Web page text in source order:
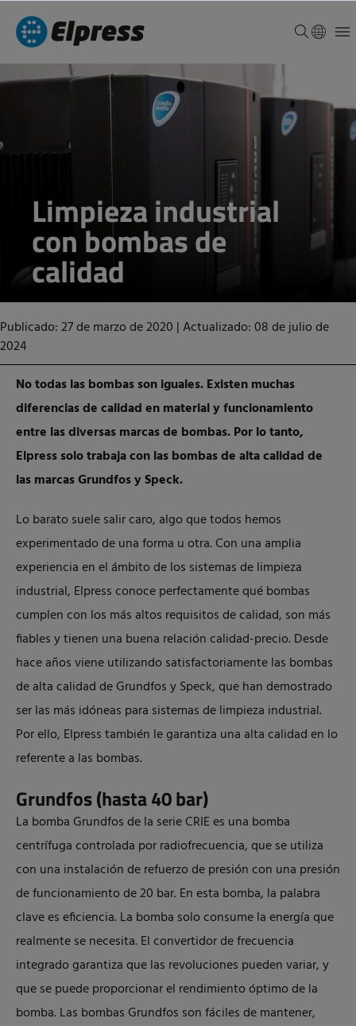
Limpieza industrial
con bombas de
calidad
Publicado: 27 de marzo de 2020 |Actualizado: 08 de julio de
2024
No todas las bombas son iguales. Existen muchas
diferencias de calidad en material y funcionamiento
entre las diversas marcas de bombas. Por lo tanto,
Elpress solo trabaja con las bombas de alta calidad de
las marcas Grundfos y Speck.
Lo barato suele salir caro, algo que todos hemos
experimentado de una forma u otra. Con una amplia
experiencia en el ámbito de los sistemas de limpieza
industrial, Elpress conoce perfectamente qué bombas
cumplen con los más altos requisitos de calidad, son más
fiables y tienen una buena relación calidad-precio. Desde
hace años viene utilizando satisfactoriamente las bombas
de alta calidad de Grundfos y Speck, que han demostrado
ser las más idóneas para sistemas de limpieza industrial.
Por ello, Elpress también le garantiza una alta calidad en lo
referente a las bombas.
Grundfos (hasta 40 bar)
La bomba Grundfos de la serie CRIE es una bomba
centrífuga controlada por radiofrecuencia, que se utiliza
con una instalación de refuerzo de presión con una presión
de funcionamiento de 20 bar. En esta bomba, la palabra
clave es eficiencia. La bomba solo consume la energía que
realmente se necesita. El convertidor de frecuencia
integrado garantiza que las revoluciones pueden variar, y
que se puede proporcionar el rendimiento óptimo de la
bomba. Las bombas Grundfos son fáciles de mantener,